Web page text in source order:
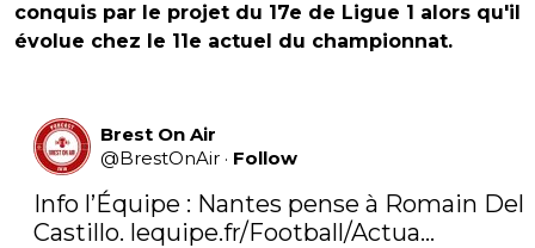
conquis par le projet du 17e de Ligue 1 alors qu'il
évolue chez le 11e actuel du championnat.
Brest On Air
@BrestOnAir · Follow
Info l’Équipe : Nantes pense à Romain Del
Castillo. lequipe.fr/Football/Actua…